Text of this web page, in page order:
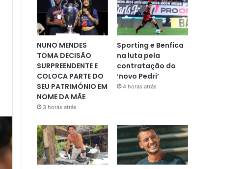
NUNO MENDES
TOMA DECISÃO
SURPREENDENTE E
COLOCA PARTE DO
SEU PATRIMÓNIO EM
NOME DA MÃE
3 horas atrás
Sporting e Benfica
na luta pela
contratação do
‘novo Pedri’
4 horas atrás